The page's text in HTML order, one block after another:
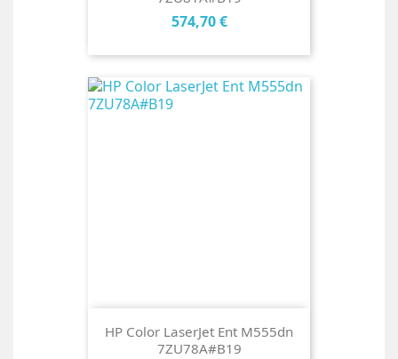
Cena
574,70 €
HP Color LaserJet Ent M555dn
7ZU78A#B19